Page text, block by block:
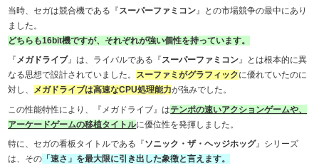
当時、セガは競合機である『スーパーファミコン』との市場競争の最中にあり
ました。
どちらも16bit機ですが、それぞれが強い個性を持っています。
『メガドライブ』は、ライバルである『スーパーファミコン』とは根本的に異
なる思想で設計されていました。 スーファミがグラフィックに優れていたのに
対し、 メガドライブは高速なCPU処理能力が強みでした。
この性能特性により、『メガドライブ』はテンポの速いアクションゲームや、
アーケードゲームの移植タイトルに優位性を発揮しました。
特に、セガの看板タイトルである『ソニック・ザ・ヘッジホッグ』シリーズ
は、その 「速さ」を最大限に引き出した象徴と言えます。